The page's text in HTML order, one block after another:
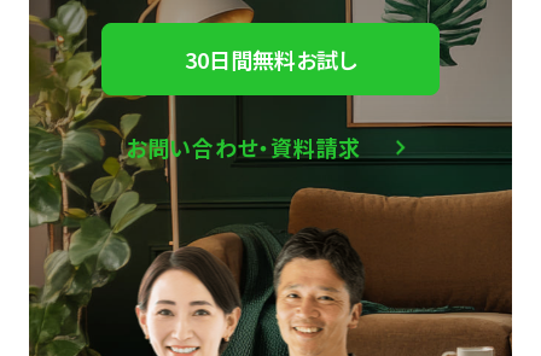
30日間無料お試し
お問い合わせ・資料請求